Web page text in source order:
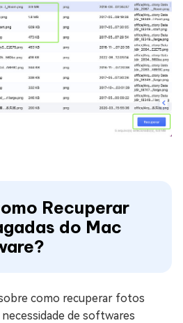
Recuperar
do Mac
como recuperar fotos
de softwares